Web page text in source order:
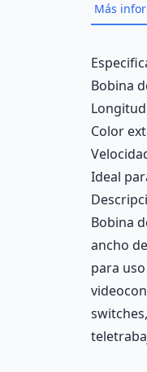
Más
Bobina
Color
Ideal
Bobina
ancho
para